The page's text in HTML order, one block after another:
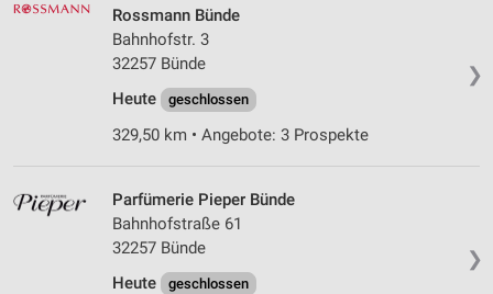
❯
Rossmann Bünde
Bahnhofstr. 3
32257 Bünde
Heute
geschlossen
329,50 km • Angebote: 3 Prospekte
❯
Parfümerie Pieper Bünde
Bahnhofstraße 61
32257 Bünde
Heute
geschlossen